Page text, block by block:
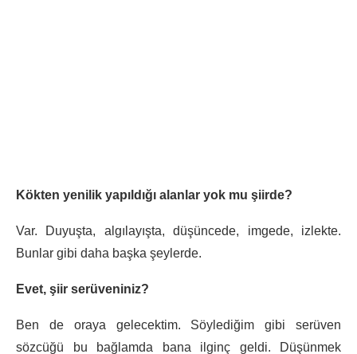
Kökten yenilik yapıldığı alanlar yok mu şiirde?
Var. Duyuşta, algılayışta, dü­şüncede, imgede, izlekte.
Bunlar gibi daha başka şeylerde.
Evet, şiir serüveniniz?
Ben de oraya gelecektim. Söy­lediğim gibi serüven
sözcüğü bu bağlamda bana ilginç geldi. Düşünmek